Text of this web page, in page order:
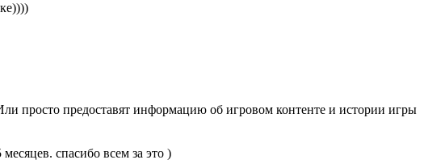
просто предоставят информацию об игровом контенте и истории игры
спасибо всем за это )